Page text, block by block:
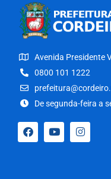
Avenida Presidente
0800 101 1222
De segunda-feira a